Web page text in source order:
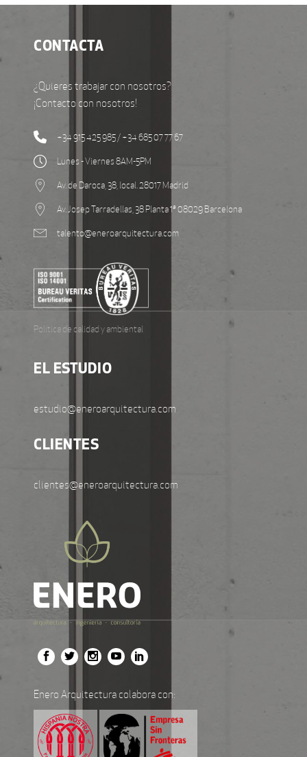
CONTACTA
¿Quieres trabajar con nosotros?
¡Contacto con nosotros!
+34 915 425 985 / +34 685 07 77 67
Lunes - Viernes 8AM-5PM
Av. de Daroca, 38, local. 28017 Madrid
Av. Josep Tarradellas, 38 Planta 1ª 08029 Barcelona
talento@eneroarquitectura.com
Política de calidad y ambiental
EL ESTUDIO
estudio@eneroarquitectura.com
CLIENTES
clientes@eneroarquitectura.com
Enero Arquitectura colabora con: